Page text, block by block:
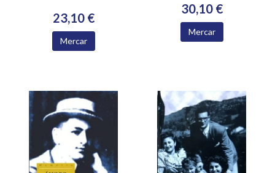
23,10 €
Mercar
30,10 €
Mercar